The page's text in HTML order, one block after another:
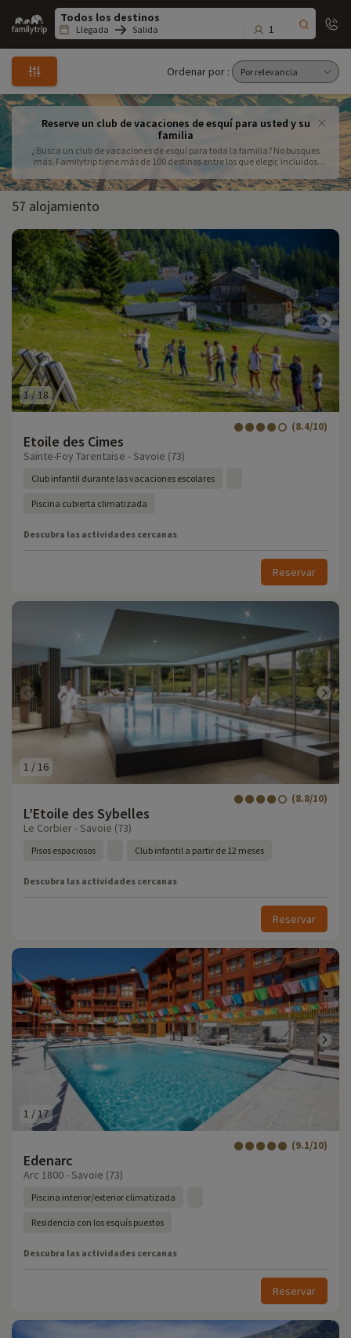
Family
trip
Llegada Salida 1
Ordenar por :
Reserve un club de vacaciones de esquí para usted y su
familia
¿Busca un club de vacaciones de esquí para toda la familia? No busques
más. Familytrip tiene más de 100 destinos entre los que elegir, incluidos
hoteles a pie de pista, residencias con club infantil y clubes hoteleros con
todo incluido. Familytrip es el socio ideal para unas vacaciones de esquí en
familia.
57 alojamiento
1/18
Etoile des Cimes
(8.4/10)
Sainte-Foy Tarentaise - Savoie (73)
Club infantil durante las vacaciones escolares
Piscina cubierta climatizada
Descubra las actividades cercanas
Reservar
1 / 16
L’Etoile des Sybelles
(8.8/10)
Le Corbier - Savoie (73)
Pisos espaciosos Club infantil a partir de 12 meses
Descubra las actividades cercanas
Reservar
1 /17
Edenarc
(9.1/10)
Arc 1800 - Savoie (73)
Piscina interior/exterior climatizada
Residencia con los esquís puestos
Descubra las actividades cercanas
Reservar